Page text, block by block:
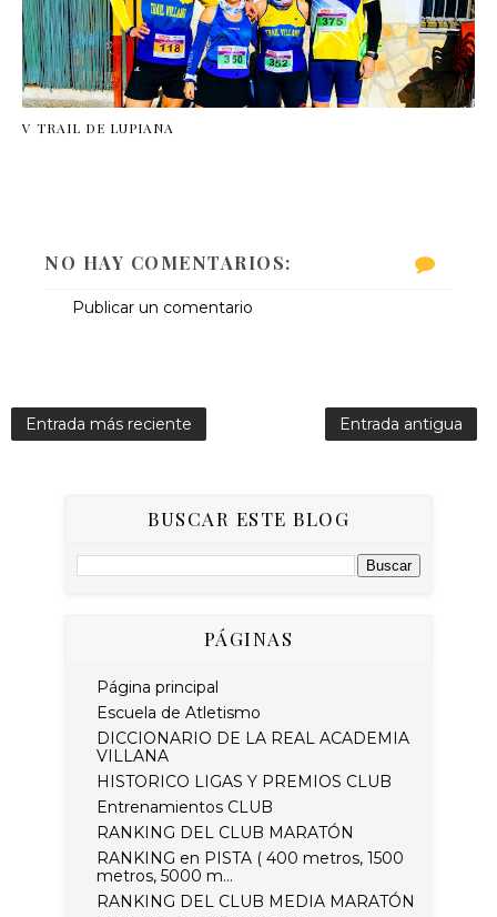
V TRAIL DE LUPIANA
NO HAY COMENTARIOS:
Publicar un comentario
Entrada más reciente Entrada antigua
BUSCAR ESTE BLOG
PÁGINAS
Página principal
Escuela de Atletismo
DICCIONARIO DE LA REAL ACADEMIA
VILLANA
HISTORICO LIGAS Y PREMIOS CLUB
Entrenamientos CLUB
RANKING DEL CLUB MARATÓN
RANKING en PISTA ( 400 metros, 1500
metros, 5000 m...
RANKING DEL CLUB MEDIA MARATÓN